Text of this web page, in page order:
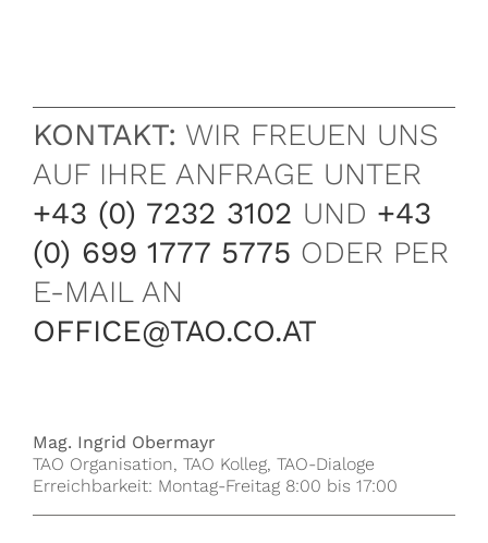
KONTAKT: WIR FREUEN UNS
AUF IHRE ANFRAGE UNTER
+43 (0) 7232 3102 UND +43
(0) 699 1777 5775 ODER PER
E-MAIL AN
OFFICE@TAO.CO.AT
Mag. Ingrid Obermayr
TAO Organisation, TAO Kolleg, TAO-Dialoge
Erreichbarkeit: Montag-Freitag 8:00 bis 17:00